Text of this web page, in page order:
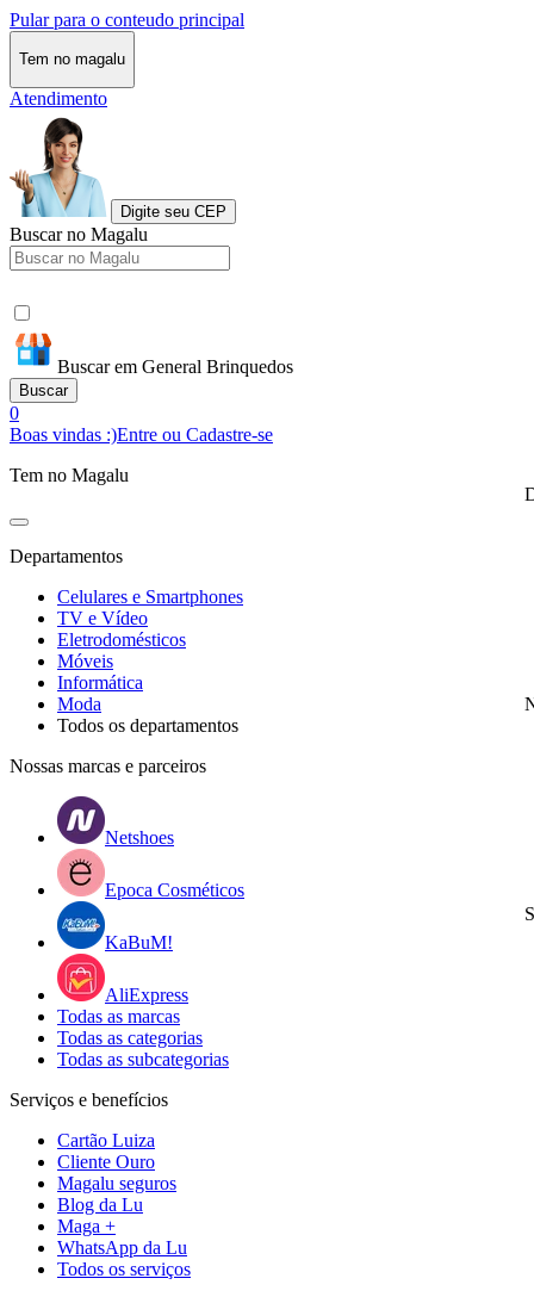
Pular para o conteudo principal
Tem no magalu
Atendimento
Digite seu CEP
Buscar no Magalu
Buscar em General Brinquedos
Buscar
0
Boas vindas :)Entre ou Cadastre-se
Tem no Magalu
Departamentos
Celulares e Smartphones
TV e Vídeo
Eletrodomésticos
Móveis
Informática
Moda
Todos os departamentos
Nossas marcas e parceiros
Netshoes
Epoca Cosméticos
KaBuM!
AliExpress
Todas as marcas
Todas as categorias
Todas as subcategorias
Serviços e benefícios
Cartão Luiza
Cliente Ouro
Magalu seguros
Blog da Lu
Maga +
WhatsApp da Lu
Todos os serviços